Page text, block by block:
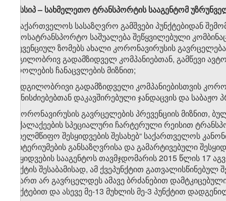
. სსიპ – სახმელეთო ტრანსპორტის სააგენტომ
ა) საქართველოს სასაზღვრო გამშვები პუნქტებიდან
ავტოსატრანსპორტო საშუალება შეწყვილებული
პრევენციულ ზომებს ახალი კორონავირუსის
ადგილობრივ გადამზიდველ კომპანიებთან, გამწევი
მძღოლების ჩანაცვლების მიზნით;
ბ) ადგილობრივი გადამზიდველი კომპანიებისთვის
ღონისძიებებთან დაკავშირებული ჯანდაცვის და
გ) კორონავირუსის გავრცელების პრევენციის
მოქალაქეების სპეციალური ჩარტერული რეისით
„სახელმწიფო შესყიდვების შესახებ“ საქართველოს
კრიტერიუმების განსაზღვრისა და გამარტივებული
შესყიდვების სააგენტოს თავმჯდომარის 2015 წლის 17
პუნქტის შესაბამისად, ამ ქვეპუნქტით
მიმართ არ გავრცელდეს ამავე ბრძანებით
პუნქტებით და ასევე მე-13 მუხლის მე-3 პუნქტით